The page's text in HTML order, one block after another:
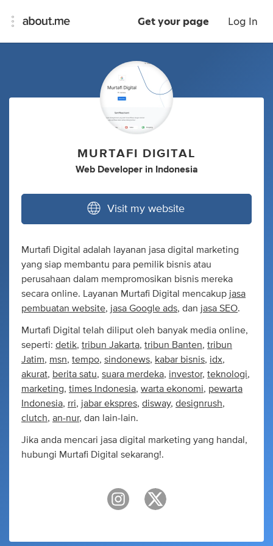
Get your page Log In
MURTAFI DIGITAL
Web Developer in Indonesia
Visit my website
Murtafi Digital adalah layanan jasa digital marketing
yang siap membantu para pemilik bisnis atau
perusahaan dalam mempromosikan bisnis mereka
secara online. Layanan Murtafi Digital mencakup jasa
pembuatan website, jasa Google ads, dan jasa SEO.
Murtafi Digital telah diliput oleh banyak media online,
seperti: detik, tribun Jakarta, tribun Banten, tribun
Jatim, msn, tempo, sindonews, kabar bisnis, idx,
akurat, berita satu, suara merdeka, investor, teknologi,
marketing, times Indonesia, warta ekonomi, pewarta
Indonesia, rri, jabar ekspres, disway, designrush,
clutch, an-nur, dan lain-lain.
Jika anda mencari jasa digital marketing yang handal,
hubungi Murtafi Digital sekarang!.